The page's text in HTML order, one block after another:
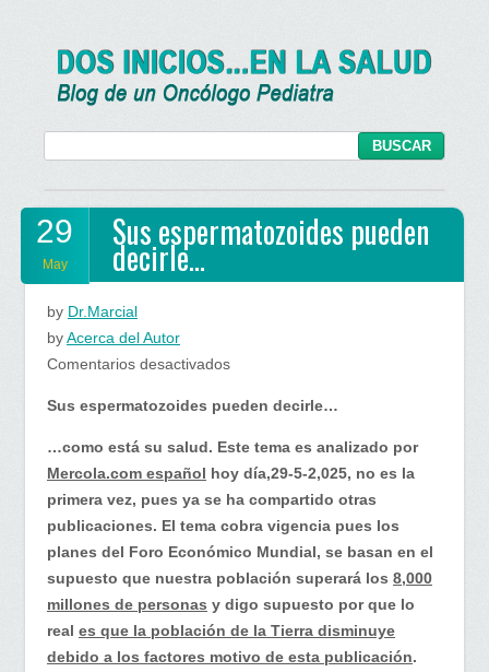
29
May
Sus espermatozoides pueden
decirle…
by Dr.Marcial
byAcerca del Autor
Comentarios desactivadosen
espermatozoides
pueden
decirle…
Sus espermatozoides pueden decirle…
…como está su salud. Este tema es analizado por
Mercola.com español hoy día,29-5-2,025, no es la
primera vez, pues ya se ha compartido otras
publicaciones. El tema cobra vigencia pues los
planes del Foro Económico Mundial, se basan en el
supuesto que nuestra población superará los 8,000
millones de personas y digo supuesto por que lo
real es que la población de la Tierra disminuye
debido a los factores motivo de esta publicación.